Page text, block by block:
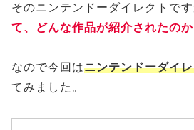
そのニンテンドーダイレクトです
て、どんな作品が紹介されたのか
なので今回はニンテンドーダイ
てみました。